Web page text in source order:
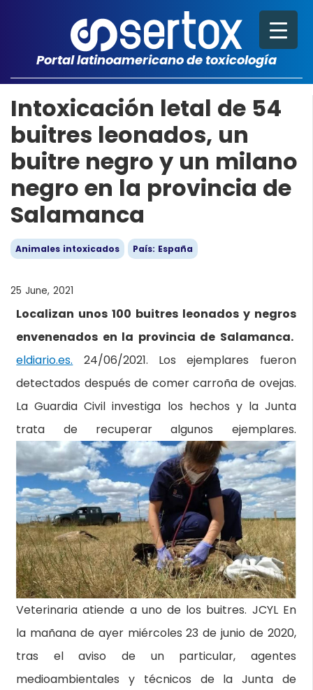
Portal latinoamericano de toxicología
Intoxicación letal de 54
buitres leonados, un
buitre negro y un milano
negro en la provincia de
Salamanca
Animales intoxicados País: España
25 June, 2021
Localizan unos 100 buitres leonados y negros
envenenados en la provincia de Salamanca.
eldiario.es. 24/06/2021. Los ejemplares fueron
detectados después de comer carroña de ovejas.
La Guardia Civil investiga los hechos y la Junta
trata de recuperar algunos ejemplares.
Veterinaria atiende a uno de los buitres. JCYLEn
la mañana de ayer miércoles 23 de junio de 2020,
tras el aviso de un particular, agentes
medioambientales y técnicos de la Junta de